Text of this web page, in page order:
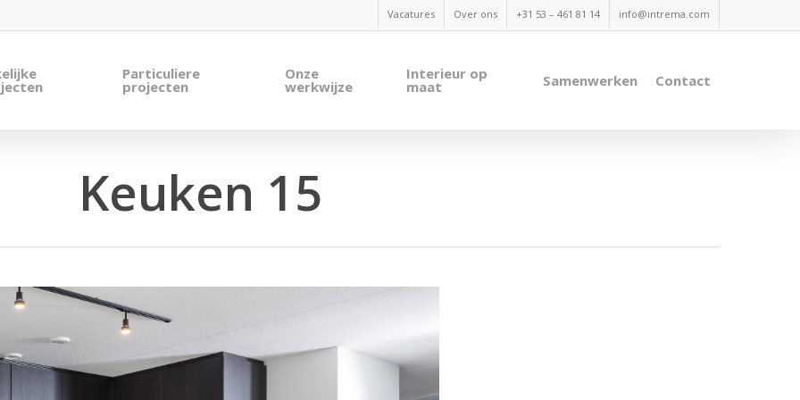
Vacatures Over ons +31 53 – 461 81 14 info@intrema.com
Particuliere
projecten
Onze
werkwijze
Interieur op
maat Samenwerken Contact
Keuken 15